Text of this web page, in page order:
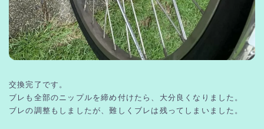
交換完了です。
ブレも全部のニップルを締め付けたら、大分良くなりました。
ブレの調整もしましたが、難しくブレは残ってしまいました。